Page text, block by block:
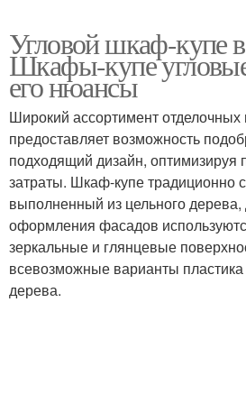
Угловой шкаф-купе
Шкафы-купе
его нюансы
Широкий ассортимент
предоставляет возможность
подходящий дизайн,
затраты. Шкаф-купе традиционно
выполненный из цельного
оформления фасадов
зеркальные и глянцевые
всевозможные варианты пластика
дерева.